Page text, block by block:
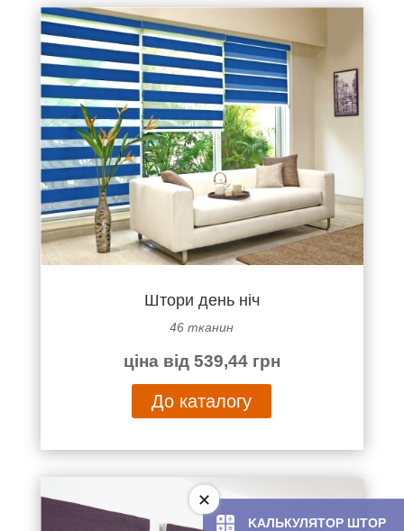
Штори день ніч
46 тканин
ціна від 539,44 грн
До каталогу
KAЛЬКУЛЯТOP ШТОР